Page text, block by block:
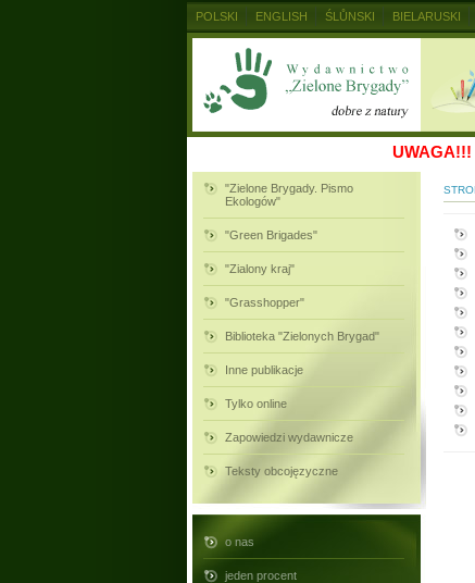
UWAGA!!!
"Zielone Brygady. Pismo
Ekologów"
"Green Brigades"
"Zialony kraj"
"Grasshopper"
Biblioteka "Zielonych Brygad"
Inne publikacje
Tylko online
Zapowiedzi wydawnicze
Teksty obcojęzyczne
o nas
jeden procent
POLSKI ENGLISH ŚLŮNSKI BIELARUSKI